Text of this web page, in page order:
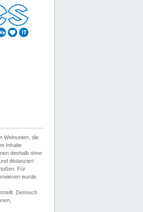
Webseiten, die
Inhalte
deshalb ohne
distanziert
Für
wurde.
Dennoch